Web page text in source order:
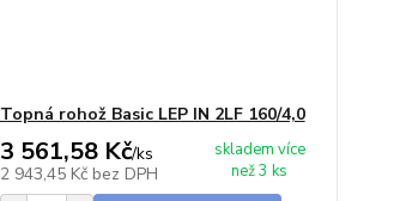
Topná rohož Basic LEP IN 2LF 160/4,0
3 561,58 Kč/ks
2 943,45 Kč bez DPH
skladem více
než 3 ks